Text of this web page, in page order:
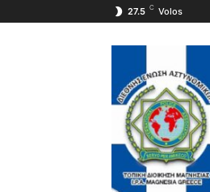
27.5 C Volos